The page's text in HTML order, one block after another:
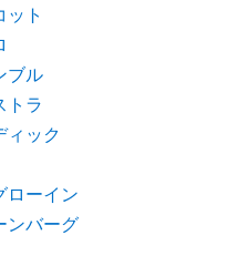
ット
ブル
トラ
ィック
ローイン
ンバーグ